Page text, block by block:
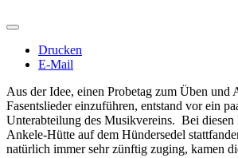
Drucken
E-Mail
Aus der Idee, einen Probetag zum Üben und
Fasentslieder einzuführen, entstand vor ein
Unterabteilung des Musikvereins. Bei diesen
Ankele-Hütte auf dem Hündersedel
natürlich immer sehr zünftig zuging, kamen